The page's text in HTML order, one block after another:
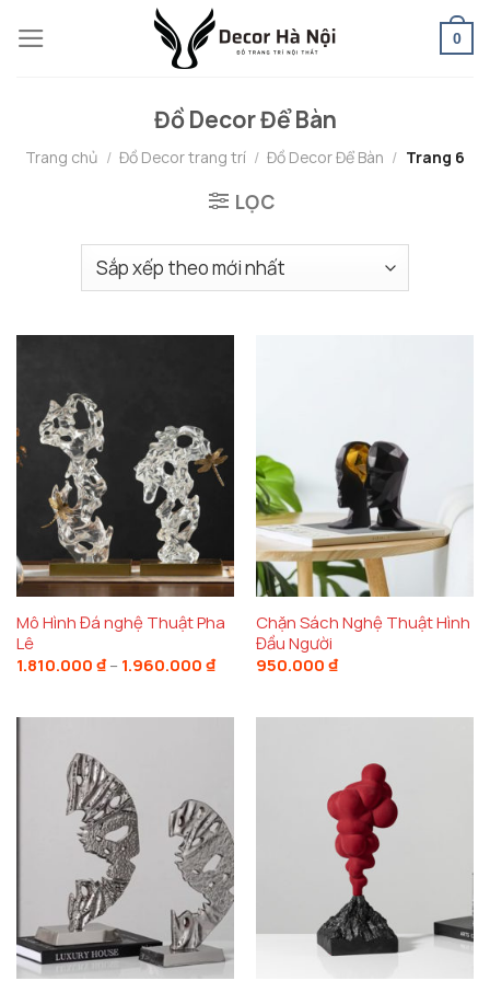
to
0
Đồ Decor Để Bàn
Trang chủ / Đồ Decor trang trí / Đồ Decor Để Bàn / Trang 6
LỌC
Mô Hình Đá nghệ Thuật Pha
Lê
1.810.000 ₫ – 1.960.000 ₫Khoảng
Chặn Sách Nghệ Thuật Hình
Đầu Người
950.000 ₫